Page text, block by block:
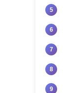
5
6
7
8
9